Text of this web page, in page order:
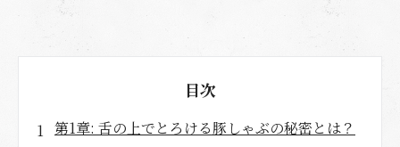
目次
第1章: 舌の上でとろける豚しゃぶの秘密とは？